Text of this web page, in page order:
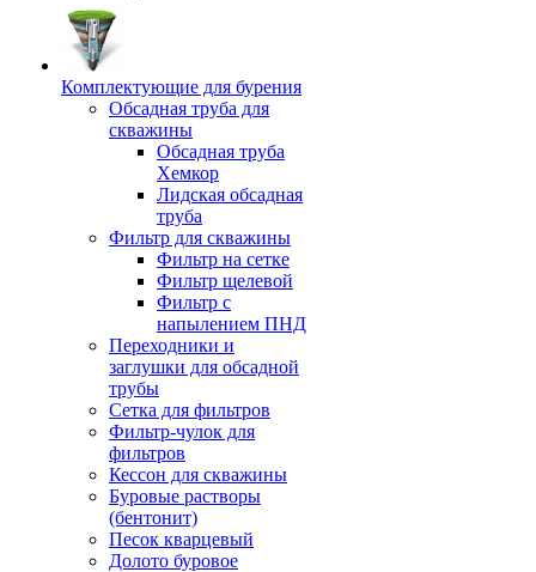
Комплектующие для бурения
Обсадная труба для
скважины
Обсадная труба
Хемкор
Лидская обсадная
труба
Фильтр для скважины
Фильтр на сетке
Фильтр щелевой
Фильтр с
напылением ПНД
Переходники и
заглушки для обсадной
трубы
Сетка для фильтров
Фильтр-чулок для
фильтров
Кессон для скважины
Буровые растворы
(бентонит)
Песок кварцевый
Долото буровое